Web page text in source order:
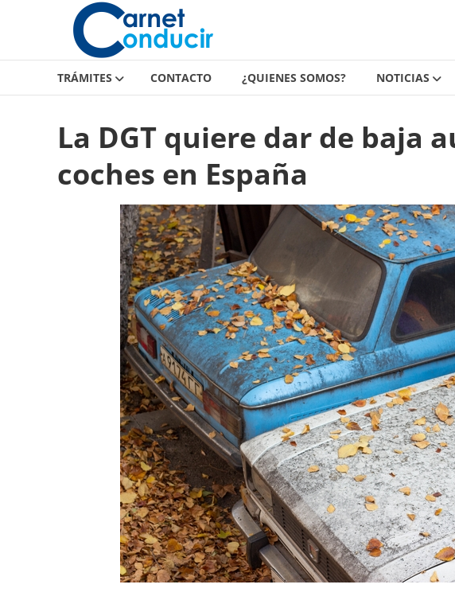
Carnet
de
conducir
Carnet
conducir
TRÁMITES CONTACTO ¿QUIENES SOMOS? NOTICIAS
La DGT quiere dar de baja
coches en España